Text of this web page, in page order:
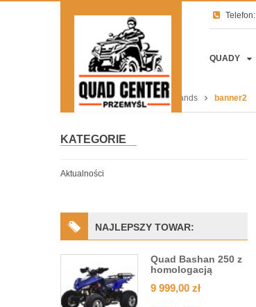
Telefon:
QUADY
Strona główna Bestseller brands banner2
KATEGORIE
Aktualności
NAJLEPSZY TOWAR:
Quad Bashan 250 z
homologacją
9 999,00 zł